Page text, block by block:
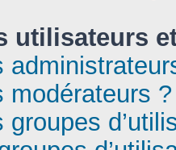
utilisateurs
modérateurs ?